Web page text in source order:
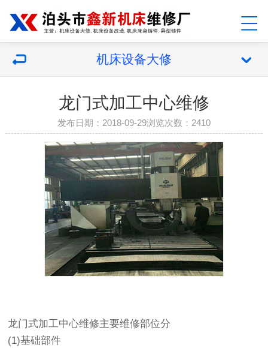
机床设备大修
龙门式加工中心维修
发布日期：2018-09-29浏览次数：2410
龙门式加工中心维修主要维修部位分
(1)基础部件